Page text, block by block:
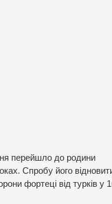
перейшло до родини
Спробу його
фортеці від турків у